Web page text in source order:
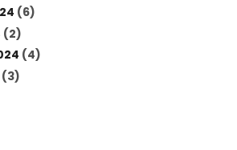
(6)
(2)
(4)
(3)